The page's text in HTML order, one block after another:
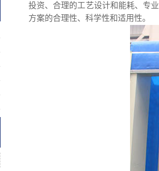
投资、合理的工艺设计和能耗、专
方案的合理性、科学性和适用性。